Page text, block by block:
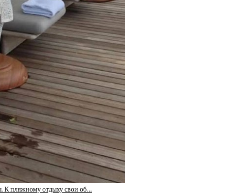
К пляжному отдыху свои об…